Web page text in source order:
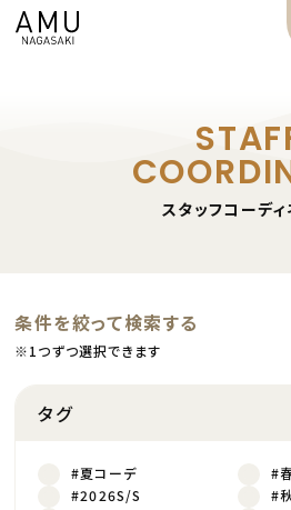
スタッフコーデ
条件を絞って検索する
※1つずつ選択できます
タグ
#夏コーデ
#
#2026S/S
#